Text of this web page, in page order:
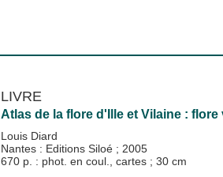
LIVRE
Atlas de la flore d'Ille et Vilaine : flore
Louis Diard
Nantes : Editions Siloé ; 2005
670 p. : phot. en coul., cartes ; 30 cm